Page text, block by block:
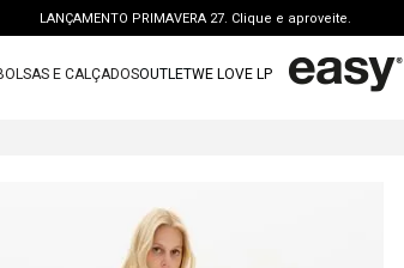
LANÇAMENTO PRIMAVERA 27. Clique e aproveite.
SHOPPER | garanta benefícios exclusivos. CONSULTAR >
FRETE GRÁTIS | a partir de R$ 699. APROVEITAR >
E CALÇADOSOUTLETWE LOVE LP
calca jeans